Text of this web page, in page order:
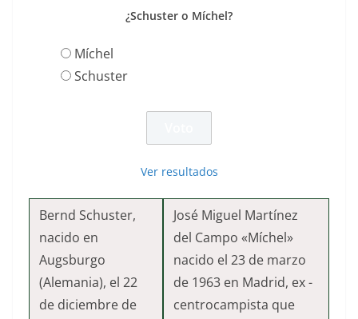
¿Schuster o Míchel?
Míchel
Schuster
Ver resultados
Bernd Schuster,
nacido en
Augsburgo
(Alemania), el 22
de diciembre de
José Miguel Martínez
del Campo «Míchel»
nacido el 23 de marzo
de 1963 en Madrid, ex -
centrocampista que